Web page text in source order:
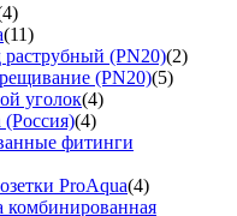
(11)
(PN20)(2)
(PN20)(5)
уголок(4)
(4)
фитинги
ProAqua(4)